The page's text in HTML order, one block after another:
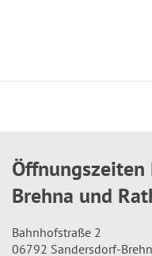
Öffnungszeiten
Brehna und
Bahnhofstraße 2
06792 Sandersdorf-